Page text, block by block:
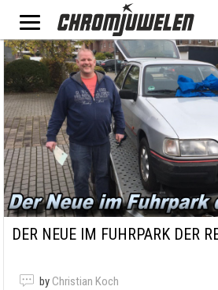
DER NEUE IM FUHRPARK DER
by Christian Koch